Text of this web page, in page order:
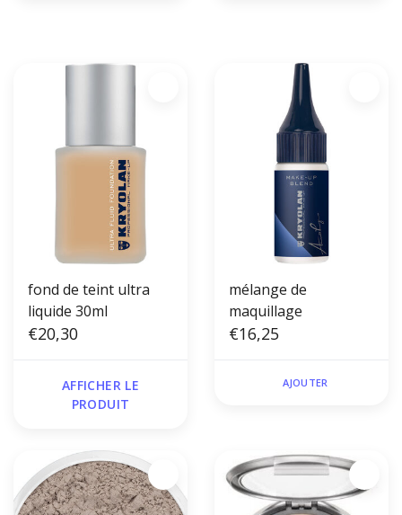
fond de teint ultra
liquide 30ml
€20,30
AFFICHER LE
PRODUIT
mélange de
maquillage
€16,25
AJOUTER